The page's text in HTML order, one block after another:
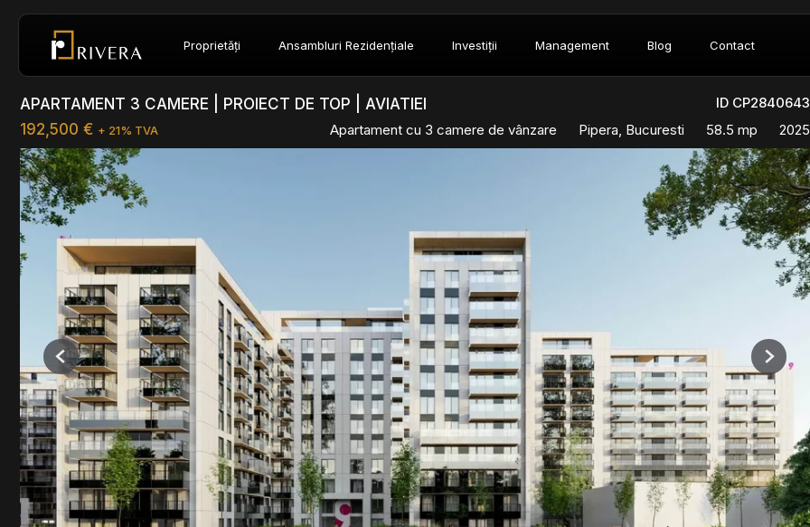
Proprietăți Ansambluri Rezidențiale Investiții Management Blog Contact
ID CP2840643
APARTAMENT 3 CAMERE | PROIECT DE TOP | AVIATIEI
192,500 € + 21% TVA Apartament cu 3 camere de vânzare Pipera, Bucuresti 58.5 mp 2025
Previous Next